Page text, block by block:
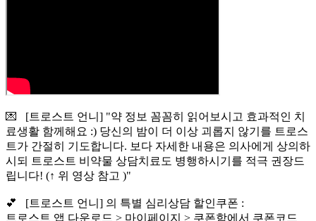
💌 [트로스트 언니] "약 정보 꼼꼼히 읽어보시고 효과적인 치
료생활 함께해요 :) 당신의 밤이 더 이상 괴롭지 않기를 트로스
트가 간절히 기도합니다. 보다 자세한 내용은 의사에게 상의하
시되 트로스트 비약물 상담치료도 병행하시기를 적극 권장드
립니다! (↑ 위 영상 참고 )"
💕 [트로스트 언니] 의 특별 심리상담 할인쿠폰 :
트로스트 앱 다운로드 > 마이페이지 > 쿠폰함에서 쿠폰코드